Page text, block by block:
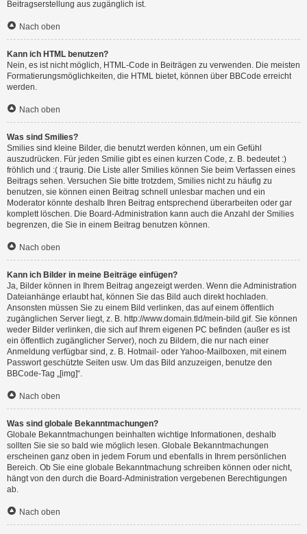
Beitragserstellung aus zugänglich ist.
Nach oben
Kann ich HTML benutzen?
Nein, es ist nicht möglich, HTML-Code in Beiträgen zu verwenden. Die meisten
Formatierungsmöglichkeiten, die HTML bietet, können über BBCode erreicht
werden.
Nach oben
Was sind Smilies?
Smilies sind kleine Bilder, die benutzt werden können, um ein Gefühl
auszudrücken. Für jeden Smilie gibt es einen kurzen Code, z. B. bedeutet :)
fröhlich und :( traurig. Die Liste aller Smilies können Sie beim Verfassen eines
Beitrags sehen. Versuchen Sie bitte trotzdem, Smilies nicht zu häufig zu
benutzen, sie können einen Beitrag schnell unlesbar machen und ein
Moderator könnte deshalb Ihren Beitrag entsprechend überarbeiten oder gar
komplett löschen. Die Board-Administration kann auch die Anzahl der Smilies
begrenzen, die Sie in einem Beitrag benutzen können.
Nach oben
Kann ich Bilder in meine Beiträge einfügen?
Ja, Bilder können in Ihrem Beitrag angezeigt werden. Wenn die Administration
Dateianhänge erlaubt hat, können Sie das Bild auch direkt hochladen.
Ansonsten müssen Sie zu einem Bild verlinken, das auf einem öffentlich
zugänglichen Server liegt, z. B. http://www.domain.tld/mein-bild.gif. Sie können
weder Bilder verlinken, die sich auf Ihrem eigenen PC befinden (außer es ist
ein öffentlich zugänglicher Server), noch zu Bildern, die nur nach einer
Anmeldung verfügbar sind, z. B. Hotmail- oder Yahoo-Mailboxen, mit einem
Passwort geschützte Seiten usw. Um das Bild anzuzeigen, benutze den
BBCode-Tag „[img]“.
Nach oben
Was sind globale Bekanntmachungen?
Globale Bekanntmachungen beinhalten wichtige Informationen, deshalb
sollten Sie sie so bald wie möglich lesen. Globale Bekanntmachungen
erscheinen ganz oben in jedem Forum und ebenfalls in Ihrem persönlichen
Bereich. Ob Sie eine globale Bekanntmachung schreiben können oder nicht,
hängt von den durch die Board-Administration vergebenen Berechtigungen
ab.
Nach oben